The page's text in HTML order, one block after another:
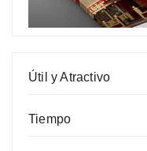
Útil y Atractivo
Tiempo